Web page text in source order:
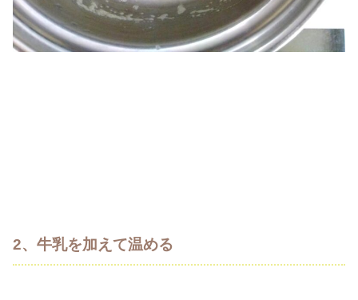
2、牛乳を加えて温める